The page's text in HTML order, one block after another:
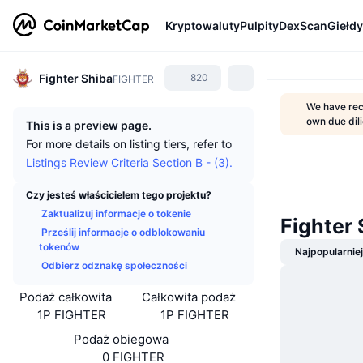
KryptowalutyPulpityDexScanGiełdy
Fighter ShibaFIGHTER 820
This is a preview page.
For more details on listing tiers, refer to
Listings Review Criteria Section B - (3).
Czy jesteś właścicielem tego projektu?
Zaktualizuj informacje o tokenie
Prześlij informacje o odblokowaniu
tokenów
Odbierz odznakę społeczności
Podaż całkowita
1P FIGHTER
Całkowita podaż
1P FIGHTER
Podaż obiegowa
0 FIGHTER
We have
own due
Fighter